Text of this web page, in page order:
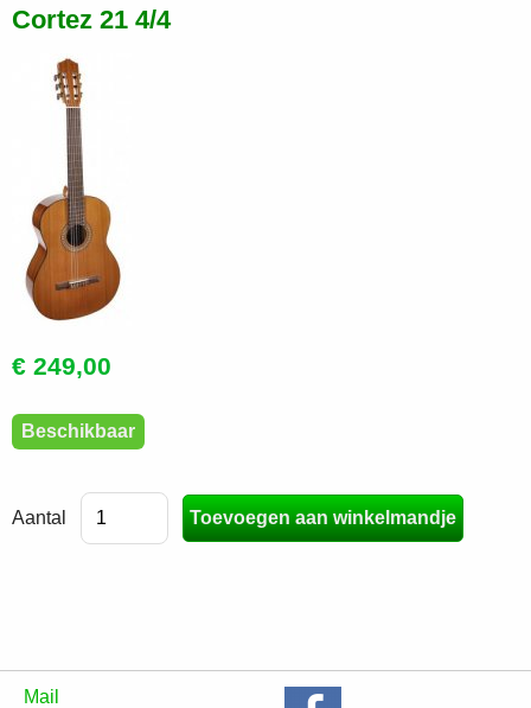
Cortez 21 4/4
€ 249,00
Beschikbaar
Aantal
Mail